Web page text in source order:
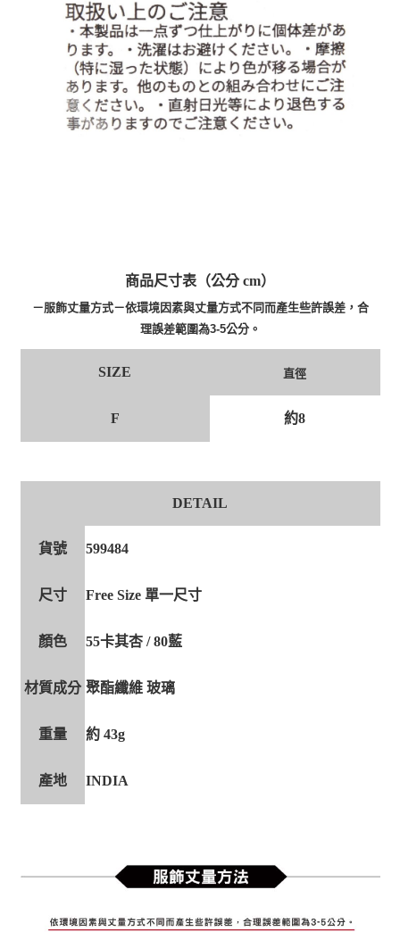
商品尺寸表（公分 cm）
－服飾丈量方式－依環境因素與丈量方式不同而產生些許誤差，合
理誤差範圍為3-5公分。
SIZE 直徑
F 約8
DETAIL
貨號 599484
尺寸 Free Size 單一尺寸
顏色 55卡其杏 / 80藍
材質成分 聚酯纖維 玻璃
重量 約 43g
產地 INDIA